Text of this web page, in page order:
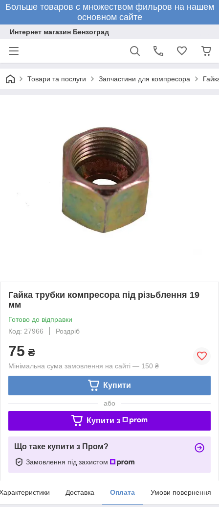
Больше товаров с множеством фильров на нашем
основном сайте
Интернет магазин Бензоград
Товари та послуги Запчастини для компресора
Гайка трубки компресора під різьблення 19
мм
Готово до відправки
Код: 27966
Роздріб
75 ₴
Мінімальна сума замовлення на сайті — 150 ₴
Купити
або
Купити з
Що таке купити з Пром?
Замовлення під захистом
Доставка Оплата Умови повернення